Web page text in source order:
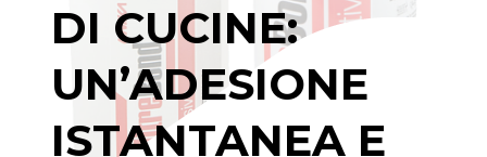
DI CUCINE:
UN’ADESIONE
ISTANTANEA E